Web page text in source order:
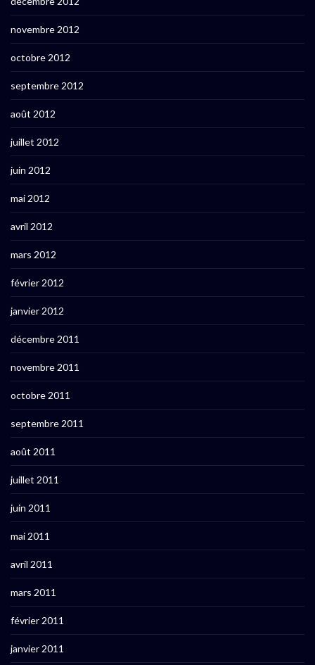
novembre 2012
octobre 2012
septembre 2012
août 2012
juillet 2012
juin 2012
mai 2012
avril 2012
mars 2012
février 2012
janvier 2012
décembre 2011
novembre 2011
octobre 2011
septembre 2011
août 2011
juillet 2011
juin 2011
mai 2011
avril 2011
mars 2011
février 2011
janvier 2011